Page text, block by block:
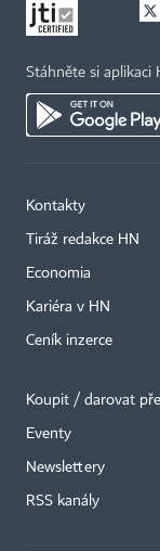
Stáhněte si aplikaci
Kontakty
Tiráž redakce HN
Economia
Kariéra v HN
Ceník inzerce
Koupit / darovat
Eventy
Newslettery
RSS kanály